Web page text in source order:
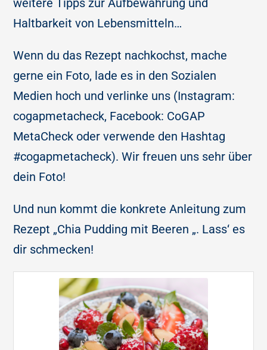
weitere Tipps zur Aufbewahrung und
Haltbarkeit von Lebensmitteln…
Wenn du das Rezept nachkochst, mache
gerne ein Foto, lade es in den Sozialen
Medien hoch und verlinke uns (Instagram:
cogapmetacheck, Facebook: CoGAP
MetaCheck oder verwende den Hashtag
#cogapmetacheck). Wir freuen uns sehr über
dein Foto!
Und nun kommt die konkrete Anleitung zum
Rezept „Chia Pudding mit Beeren „. Lass‘ es
dir schmecken!